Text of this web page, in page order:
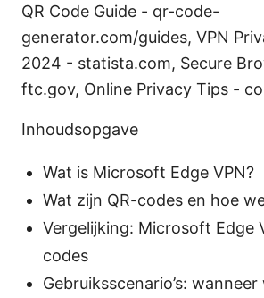
QR Code Guide - qr-code-
generator.com/guides, VPN
2024 - statista.com, Secure
ftc.gov, Online Privacy Tips -
Inhoudsopgave
Wat is Microsoft Edge VPN?
Wat zijn QR-codes en hoe
Vergelijking: Microsoft Edge
codes
Gebruiksscenario’s: wanneer